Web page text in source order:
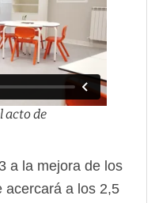
acto de
a la mejora de los
acercará a los 2,5